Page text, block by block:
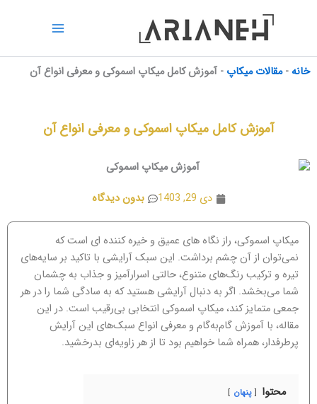
خانه-مقالات میکاپ - آموزش کامل میکاپ اسموکی و معرفی انواع آن
آموزش کامل میکاپ اسموکی و معرفی انواع آن
دی 29, 1403 بدون دیدگاه
میکاپ اسموکی، راز نگاه های عمیق و خیره‌ کننده‌ ای است که
نمی‌توان از آن چشم برداشت. این سبک آرایشی با تاکید بر سایه‌های
تیره و ترکیب رنگ‌های متنوع، حالتی اسرارآمیز و جذاب به چشمان
شما می‌بخشد. اگر به دنبال آرایشی هستید که به سادگی شما را در هر
جمعی متمایز کند، میکاپ اسموکی انتخابی بی‌رقیب است. در این
مقاله، با آموزش گام‌به‌گام و معرفی انواع سبک‌های این آرایش
پرطرفدار، همراه شما خواهیم بود تا از هر زاویه‌ای بدرخشید.
محتوا پنهان